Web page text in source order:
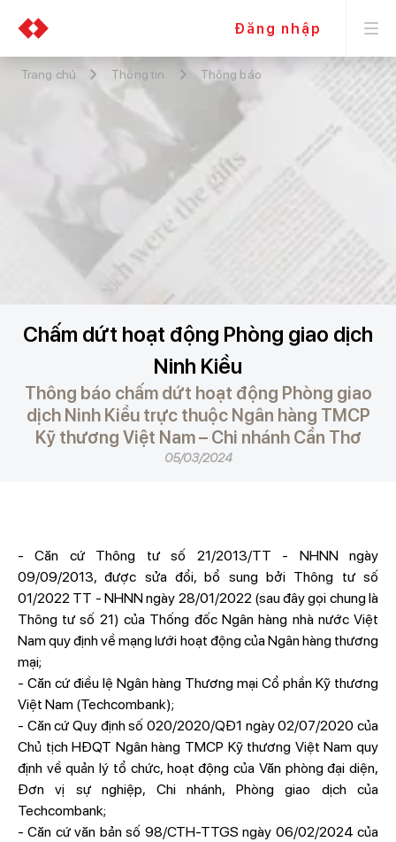
Đăng nhập
Trang chủ Thông tin Thông báo
Chấm dứt hoạt động Phòng giao dịch
Ninh Kiều
Thông báo chấm dứt hoạt động Phòng giao
dịch Ninh Kiều trực thuộc Ngân hàng TMCP
Kỹ thương Việt Nam – Chi nhánh Cần Thơ
05/03/2024
- Căn cứ Thông tư số 21/2013/TT - NHNN ngày
09/09/2013, được sửa đổi, bổ sung bởi Thông tư số
01/2022 TT - NHNN ngày 28/01/2022 (sau đây gọi chung là
Thông tư số 21) của Thống đốc Ngân hàng nhà nước Việt
Nam quy định về mạng lưới hoạt động của Ngân hàng thương
mại;
- Căn cứ điều lệ Ngân hàng Thương mại Cổ phần Kỹ thương
Việt Nam (Techcombank);
- Căn cứ Quy định số 020/2020/QĐ1 ngày 02/07/2020 của
Chủ tịch HĐQT Ngân hàng TMCP Kỹ thương Việt Nam quy
định về quản lý tổ chức, hoạt động của Văn phòng đại diện,
Đơn vị sự nghiệp, Chi nhánh, Phòng giao dịch của
Techcombank;
- Căn cứ văn bản số 98/CTH-TTGS ngày 06/02/2024 của